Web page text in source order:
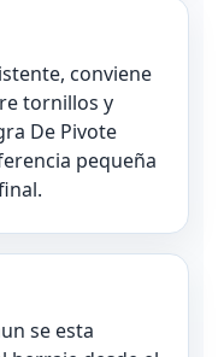
conviene
tornillos y
De Pivote
pequeña
se esta